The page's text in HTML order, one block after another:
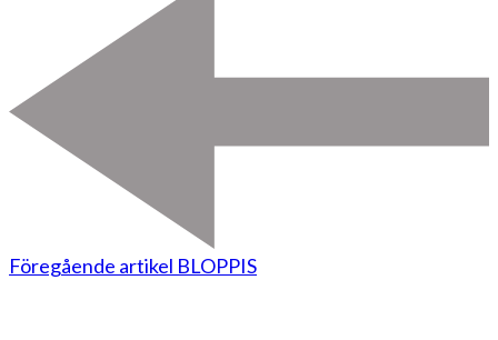
Föregående artikel BLOPPIS